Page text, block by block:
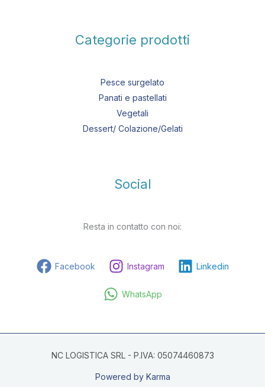
Categorie prodotti
Pesce surgelato
Panati e pastellati
Vegetali
Dessert/ Colazione/Gelati
Social
Resta in contatto con noi:
Facebook Instagram Linkedin
WhatsApp
NC LOGISTICA SRL - P.IVA: 05074460873
Powered by Karma